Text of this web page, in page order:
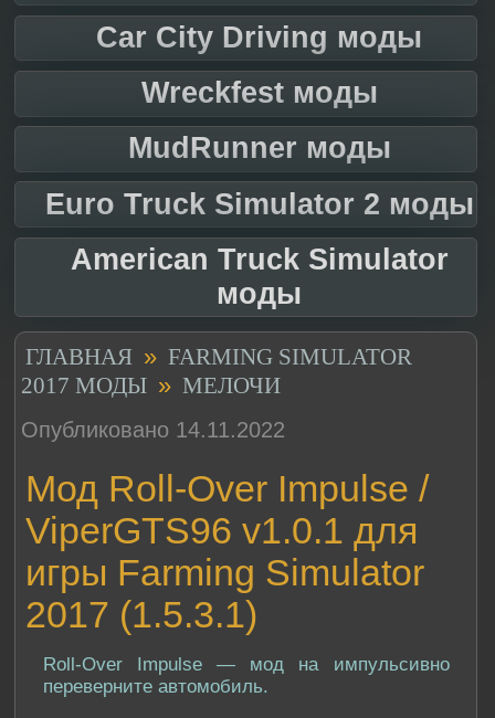
Car City Driving моды
Wreckfest моды
MudRunner моды
Euro Truck Simulator 2 моды
American Truck Simulator
моды
ГЛАВНАЯ » FARMING SIMULATOR
2017 МОДЫ » МЕЛОЧИ
Опубликовано 14.11.2022
Мод Roll-Over Impulse /
ViperGTS96 v1.0.1 для
игры Farming Simulator
2017 (1.5.3.1)
Roll-Over Impulse — мод на импульсивно
переверните автомобиль.